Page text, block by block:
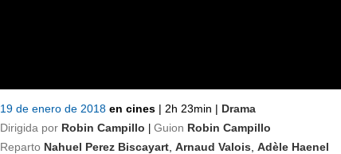
19 de enero de 2018 en cines | 2h 23min | Drama
Dirigida por Robin Campillo | Guion Robin Campillo
Reparto Nahuel Perez Biscayart Arnaud Valois Adèle Haenel